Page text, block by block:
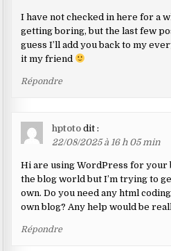
I have not checked in here for a
getting boring, but the last few
guess I’ll add you back to my
it my friend
Répondre
hptoto dit :
22/08/2025 à 16 h 05 min
Hi are using WordPress for your
the blog world but I’m trying to
own. Do you need any html
own blog? Any help would be
Répondre